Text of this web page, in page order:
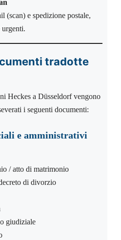
(scan) e spedizione postale,
urgenti.
tradotte
Heckes a Düsseldorf vengono
i seguenti documenti:
e amministrativi
/ atto di matrimonio
di divorzio
giudiziale